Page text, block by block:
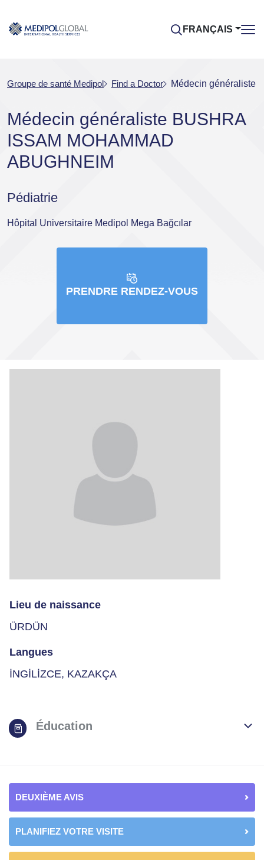
FRANÇAIS
Groupe de santé Medipol Find a Doctor Médecin généraliste
Médecin généraliste BUSHRA
ISSAM MOHAMMAD
ABUGHNEIM
Pédiatrie
Hôpital Universitaire Medipol Mega Bağcılar
PRENDRE RENDEZ-VOUS
Lieu de naissance
ÜRDÜN
Langues
İNGİLİZCE, KAZAKÇA
Éducation
DEUXIÈME AVIS
PLANIFIEZ VOTRE VISITE